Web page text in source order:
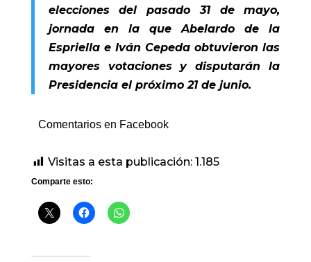
elecciones del pasado 31 de mayo,
jornada en la que Abelardo de la
Espriella e Iván Cepeda obtuvieron las
mayores votaciones y disputarán la
Presidencia el próximo 21 de junio.
Comentarios en Facebook
Visitas a esta publicación: 1.185
Comparte esto: